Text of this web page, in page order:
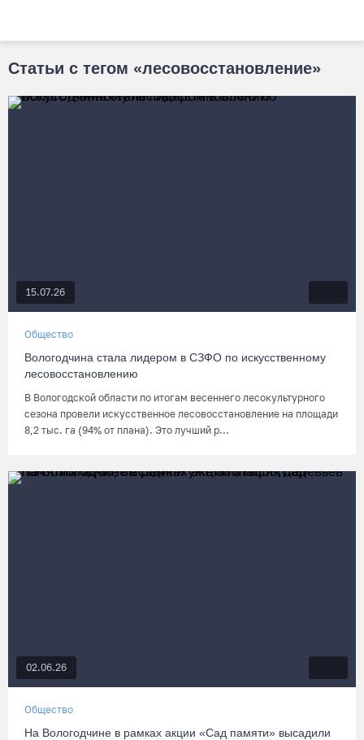
Статьи с тегом «лесовосстановление»
15.07.26
Общество
Вологодчина стала лидером в СЗФО по искусственному
лесовосстановлению
В Вологодской области по итогам весеннего лесокультурного
сезона провели искусственное лесовосстановление на площади
8,2 тыс. га (94% от плана). Это лучший р...
02.06.26
Общество
На Вологодчине в рамках акции «Сад памяти» высадили